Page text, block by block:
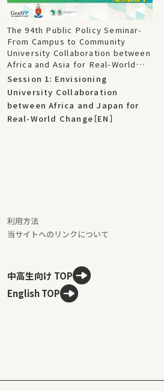
The 94th Public Policy Seminar-
From Campus to Community
University Collaboration between
Africa and Asia for Real-World
Change: TICAD 9 Partnership
Project
Session 1: Envisioning
University Collaboration
between Africa and Japan for
Real-World Change［EN］
利用方法
当サイトへのリンクについて
中高生向け TOP
English TOP